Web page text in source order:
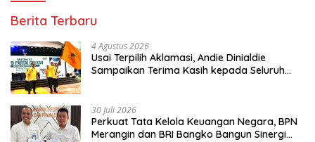
Berita Terbaru
4 Agustus 2026
Usai Terpilih Aklamasi, Andie Dinialdie
Sampaikan Terima Kasih kepada Seluruh
30 Juli 2026
Perkuat Tata Kelola Keuangan Negara, BPN
Merangin dan BRI Bangko Bangun Sinergi